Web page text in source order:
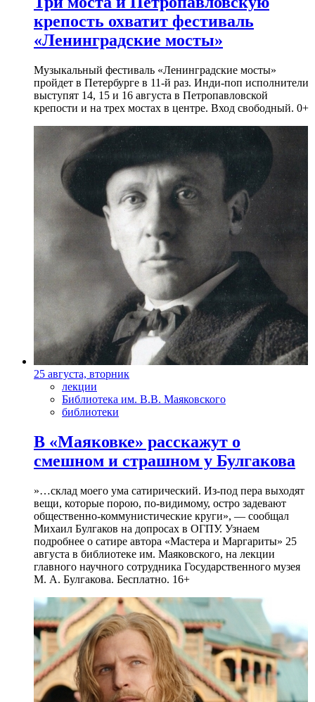
крепость охватит фестиваль
«Ленинградские мосты»
Музыкальный фестиваль «Ленинградские мосты»
пройдет в Петербурге в 11-й раз. Инди-поп исполнители
выступят 14, 15 и 16 августа в Петропавловской
крепости и на трех мостах в центре. Вход свободный. 0+
25 августа, вторник
лекции
Библиотека им. В.В. Маяковского
библиотеки
В «Маяковке» расскажут о
смешном и страшном у Булгакова
»…склад моего ума сатирический. Из-под пера выходят
вещи, которые порою, по-видимому, остро задевают
общественно-коммунистические круги», — сообщал
Михаил Булгаков на допросах в ОГПУ. Узнаем
подробнее о сатире автора «Мастера и Маргариты» 25
августа в библиотеке им. Маяковского, на лекции
главного научного сотрудника Государственного музея
М. А. Булгакова. Бесплатно. 16+